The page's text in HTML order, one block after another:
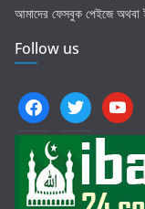
আমাদের ফেসবুক পেইজে
Follow us
facebooktwitter youtube